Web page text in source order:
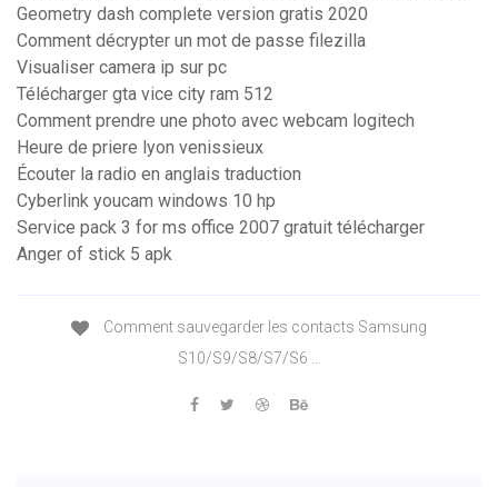
Geometry dash complete version gratis 2020
Comment décrypter un mot de passe filezilla
Visualiser camera ip sur pc
Télécharger gta vice city ram 512
Comment prendre une photo avec webcam logitech
Heure de priere lyon venissieux
Écouter la radio en anglais traduction
Cyberlink youcam windows 10 hp
Service pack 3 for ms office 2007 gratuit télécharger
Anger of stick 5 apk
Comment sauvegarder les contacts Samsung
S10/S9/S8/S7/S6 ...